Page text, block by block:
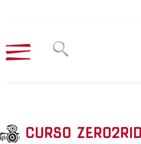
CURSO